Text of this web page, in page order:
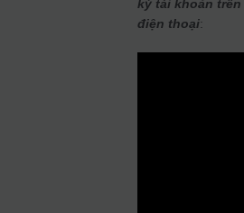
ký tài khoản trên
điện thoại: